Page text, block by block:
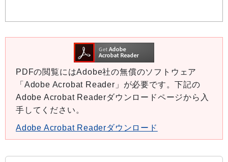
PDFの閲覧にはAdobe社の無償のソフトウェア
「Adobe Acrobat Reader」が必要です。下記の
Adobe Acrobat Readerダウンロードページから入
手してください。
Adobe Acrobat Readerダウンロード